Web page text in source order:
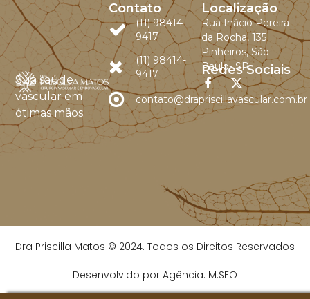
Sua saúde
vascular em
ótimas mãos.
Contato
(11) 98414-
9417
(11) 98414-
9417
contato@drapriscillavascular.com.br
Localização
Rua Inácio Pereira
da Rocha, 135
Pinheiros, São
Paulo- SP
Redes Sociais
Dra Priscilla Matos © 2024. Todos os Direitos Reservados
Desenvolvido por Agência: M.SEO